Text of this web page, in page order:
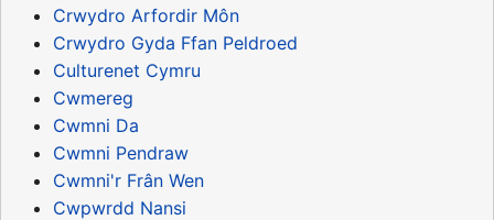
Crwydro Arfordir Môn
Crwydro Gyda Ffan Peldroed
Culturenet Cymru
Cwmereg
Cwmni Da
Cwmni Pendraw
Cwmni'r Frân Wen
Cwpwrdd Nansi